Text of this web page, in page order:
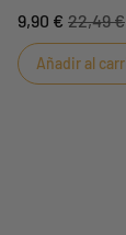
9,90 € 22,49 €
Añadir al